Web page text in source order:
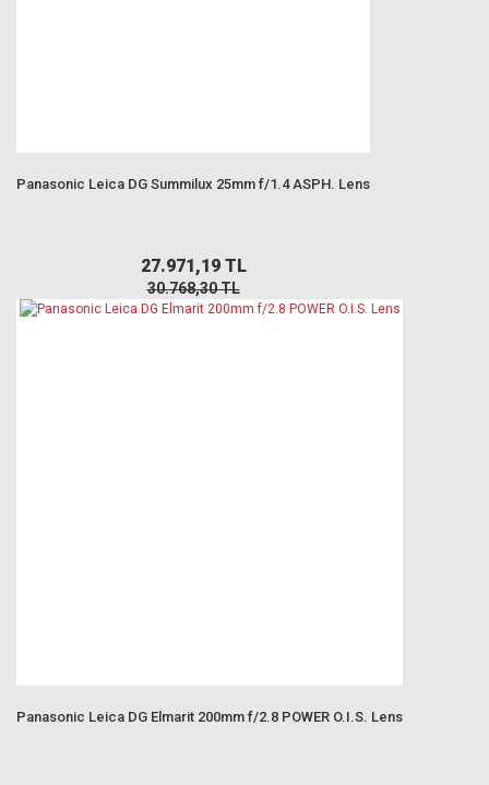
Panasonic Leica DG Summilux 25mm f/1.4 ASPH. Lens
27.971,19 TL
30.768,30 TL
Panasonic Leica DG Elmarit 200mm f/2.8 POWER O.I.S. Lens